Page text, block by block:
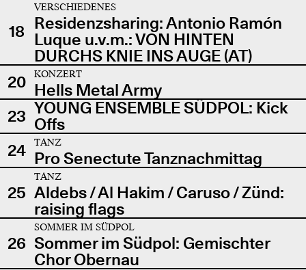
18
VERSCHIEDENES
Residenzsharing: Antonio Ramón
Luque u.v.m.: VON HINTEN
DURCHS KNIE INS AUGE (AT)
20
KONZERT
Hells Metal Army
23 YOUNG ENSEMBLE SÜDPOL: Kick
Offs
24
TANZ
Pro Senectute Tanznachmittag
25
TANZ
Aldebs / Al Hakim / Caruso / Zünd:
raising flags
26
SOMMER IM SÜDPOL
Sommer im Südpol: Gemischter
Chor Obernau